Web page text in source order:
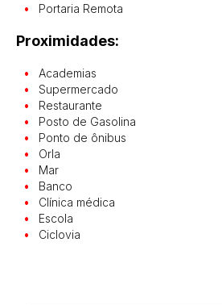
Portaria Remota
Proximidades:
Academias
Supermercado
Restaurante
Posto de Gasolina
Ponto de ônibus
Orla
Mar
Banco
Clínica médica
Escola
Ciclovia